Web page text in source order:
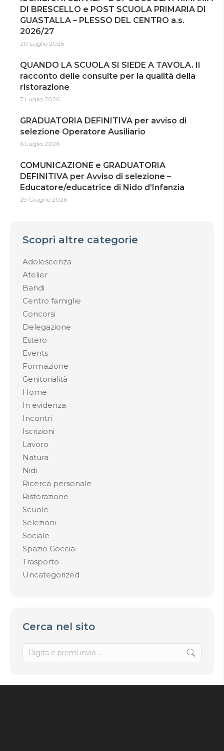
DI BRESCELLO e POST SCUOLA PRIMARIA DI
GUASTALLA – PLESSO DEL CENTRO a.s.
2026/27
20 Luglio 2026
QUANDO LA SCUOLA SI SIEDE A TAVOLA. Il
racconto delle consulte per la qualità della
ristorazione
7 Luglio 2026
GRADUATORIA DEFINITIVA per avviso di
selezione Operatore Ausiliario
6 Luglio 2026
COMUNICAZIONE e GRADUATORIA
DEFINITIVA per Avviso di selezione –
Educatore/educatrice di Nido d’Infanzia
29 Giugno 2026
Scopri altre categorie
Adolescenza
Atelier
Bandi
Centro famiglie
Concorsi
Delegazione
Estero
Events
Formazione
Genitorialità
Home
In evidenza
Incontri
Iscrizioni
Lavoro
Natura
Nidi
Ricerca personale
Ristorazione
Scuole
Selezioni
Sociale
Spazio Goccia
Trasporto
Uncategorized
Cerca nel sito